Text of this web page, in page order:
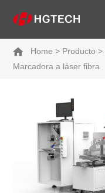
Home > Producto >
Marcadora a láser fibra